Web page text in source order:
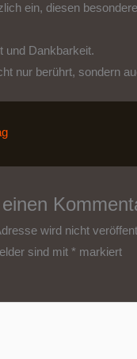
ein, diesen
und Dankbarkeit.
nur berührt, sondern
wird nicht
sind mit* markiert